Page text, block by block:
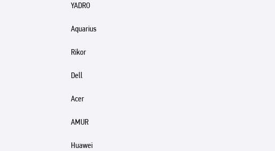
YADRO
Aquarius
Rikor
Dell
Acer
AMUR
Huawei